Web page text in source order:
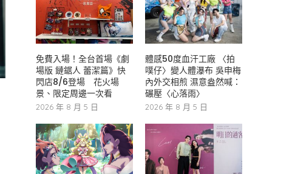
免費入場！全台首場《劇
場版 鏈鋸人 蕾潔篇》快
閃店8/6登場 花火場
景、限定周邊一次看
2026 年 8 月 5 日
體感50度血汗工廠 〈拍
噗仔〉變人體瀑布 吳申梅
內外交相煎 濕意盎然喊：
碾壓〈心落雨〉
2026 年 8 月 5 日